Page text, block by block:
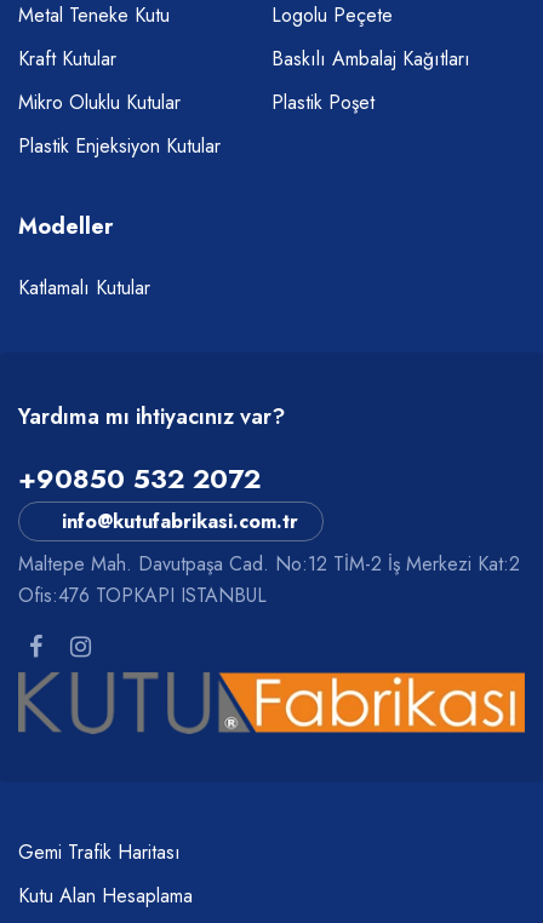
Metal Teneke Kutu
Kraft Kutular
Mikro Oluklu Kutular
Plastik Enjeksiyon Kutular
Logolu Peçete
Baskılı Ambalaj Kağıtları
Plastik Poşet
Modeller
Katlamalı Kutular
Yardıma mı ihtiyacınız var?
+90850 532 2072
info@kutufabrikasi.com.tr
Maltepe Mah. Davutpaşa Cad. No:12 TİM-2 İş Merkezi Kat:2
Ofis:476 TOPKAPI ISTANBUL
Gemi Trafik Haritası
Kutu Alan Hesaplama